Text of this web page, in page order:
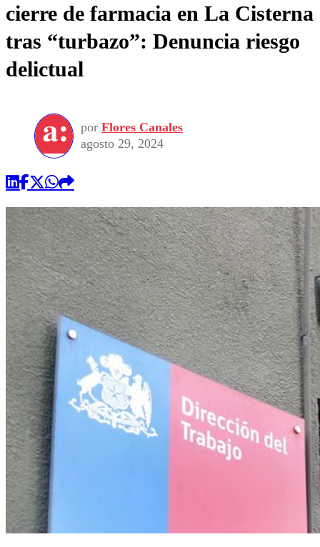
cierre de farmacia en La Cisterna
tras “turbazo”: Denuncia riesgo
delictual
por Flores Canales
agosto 29, 2024